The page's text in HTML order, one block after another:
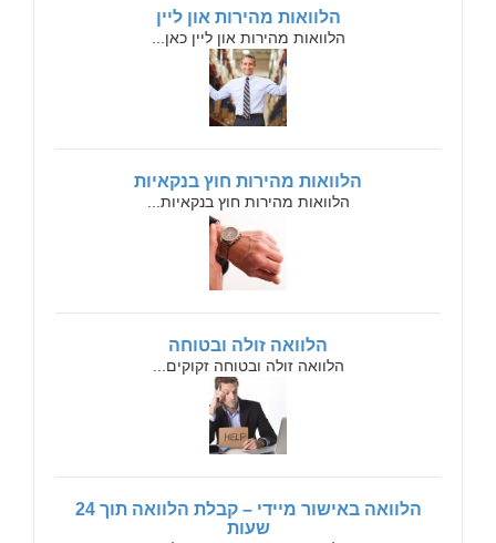
הלוואות מהירות און ליין
הלוואות מהירות און ליין כאן...
הלוואות מהירות חוץ בנקאיות
הלוואות מהירות חוץ בנקאיות...
הלוואה זולה ובטוחה
הלוואה זולה ובטוחה זקוקים...
הלוואה באישור מיידי – קבלת הלוואה תוך 24
שעות